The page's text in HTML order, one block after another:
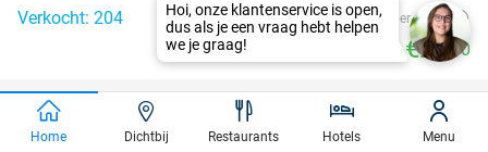
Verkocht: 204
Regulier €51
€29,90
3-gangendiner à la carte bij Pand 11
Home Dichtbij Restaurants Hotels Menu
Hoi, onze klantenservice is open,
dus als je een vraag hebt helpen
we je graag!